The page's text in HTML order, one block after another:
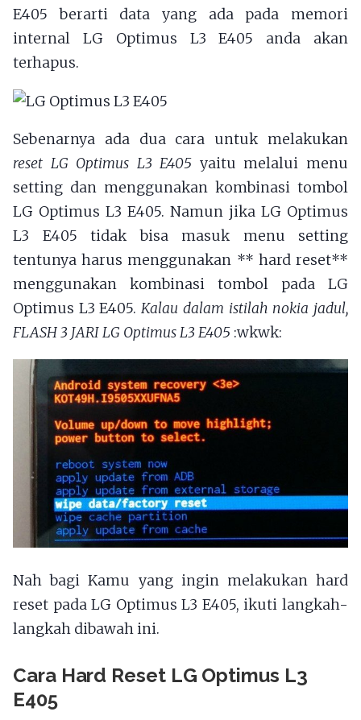
E405 berarti data yang ada pada memori
internal LG Optimus L3 E405 anda akan
terhapus.
Sebenarnya ada dua cara untuk melakukan
reset LG Optimus L3 E405 yaitu melalui menu
setting dan menggunakan kombinasi tombol
LG Optimus L3 E405. Namun jika LG Optimus
L3 E405 tidak bisa masuk menu setting
tentunya harus menggunakan ** hard reset**
menggunakan kombinasi tombol pada LG
Optimus L3 E405.Kalau dalam istilah nokia jadul,
FLASH 3 JARI LG Optimus L3 E405 :wkwk:
Nah bagi Kamu yang ingin melakukan hard
reset pada LG Optimus L3 E405, ikuti langkah-
langkah dibawah ini.
Cara Hard Reset LG Optimus L3
E405